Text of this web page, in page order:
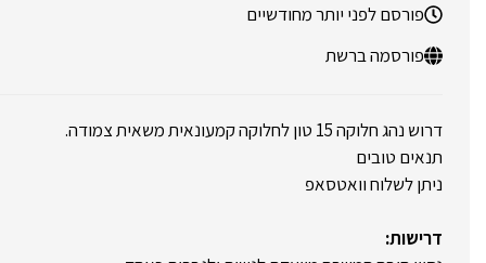
פורסם לפני יותר מחודשיים
פורסמה ברשת
דרוש נהג חלוקה 15 טון לחלוקה קמעונאית משאית צמודה.
תנאים טובים
ניתן לשלוח וואטסאפ
דרישות: